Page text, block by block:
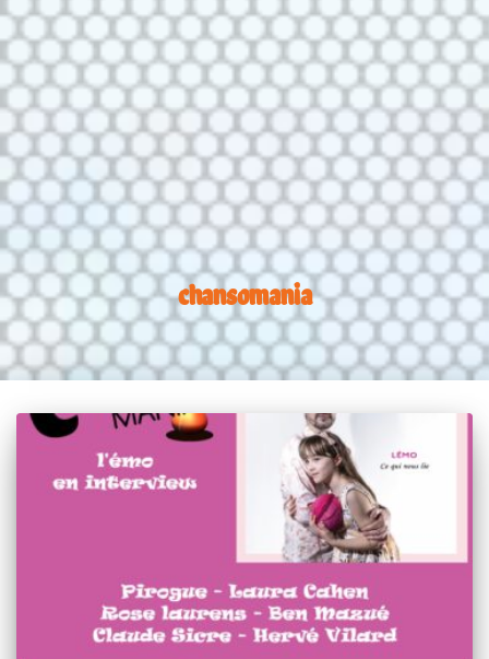
chansomania